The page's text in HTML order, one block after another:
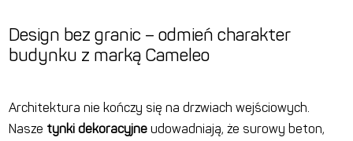
Design bez granic – odmień charakter
budynku z marką Cameleo
Architektura nie kończy się na drzwiach wejściowych.
Nasze tynki dekoracyjne udowadniają, że surowy beton,